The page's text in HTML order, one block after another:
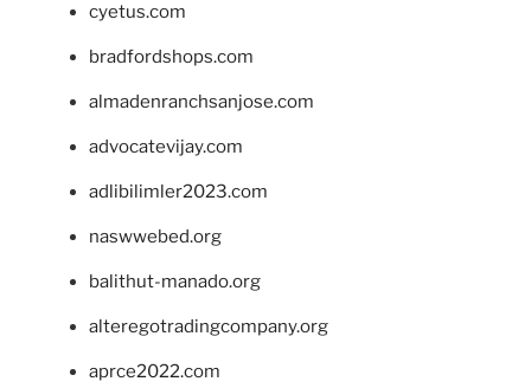
cyetus.com
bradfordshops.com
almadenranchsanjose.com
advocatevijay.com
adlibilimler2023.com
naswwebed.org
balithut-manado.org
alteregotradingcompany.org
aprce2022.com